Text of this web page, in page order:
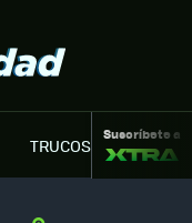
TRUCOS MOTOR
Suscríbete a